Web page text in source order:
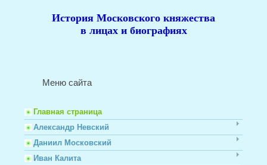
История Московского княжества
в лицах и биографиях
Меню сайта
Главная страница
Александр Невский
Даниил Московский
Иван Калита